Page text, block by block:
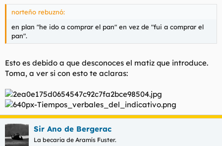
norteño rebuznó:
en plan "he ido a comprar el pan" en vez de "fui a comprar el
pan".
Esto es debido a que desconoces el matiz que introduce.
Toma, a ver si con esto te aclaras:
Sir Ano de Bergerac
La becaria de Aramís Fuster.